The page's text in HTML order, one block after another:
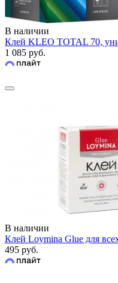
В наличии
Клей KLEO TOTAL 70,
1 085 руб.
В наличии
Клей Loymina Glue для
495 руб.